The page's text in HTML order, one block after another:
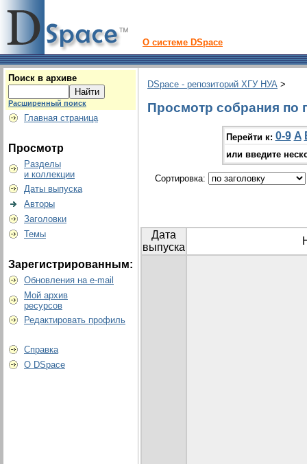
О системе DSpace
Поиск в архиве
Расширенный поиск
Главная страница
Просмотр
Разделы
и коллекции
Даты выпуска
Авторы
Заголовки
Темы
Зарегистрированным:
Обновления на e-mail
Мой архив
ресурсов
Редактировать профиль
Справка
О DSpace
DSpace - репозиторий ХГУ НУА >
Просмотр собрания по
Перейти к: 0-9 A
или введите
Сортировка:
Дата
выпуска